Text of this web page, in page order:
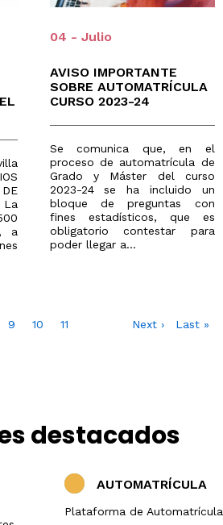
La
a
04 - Julio
AVISO IMPORTANTE
SOBRE AUTOMATRÍCULA
CURSO 2023-24
Se comunica que, en el
proceso de automatrícula de
Grado y Máster del curso
2023-24 se ha incluido un
bloque de preguntas con
fines estadísticos, que es
obligatorio contestar para
poder llegar a...
Page
9 Page
10 Page
11
Siguiente
Next ›
Última
Last »
destacados
AUTOMATRÍCULA
Plataforma de Automatrícula